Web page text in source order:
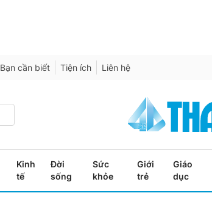
Bạn cần biết Tiện ích Liên hệ
Kinh
tế
Đời
sống
Sức
khỏe
Giới
trẻ
Giáo
dục